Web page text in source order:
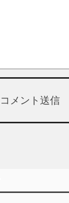
コメント送信